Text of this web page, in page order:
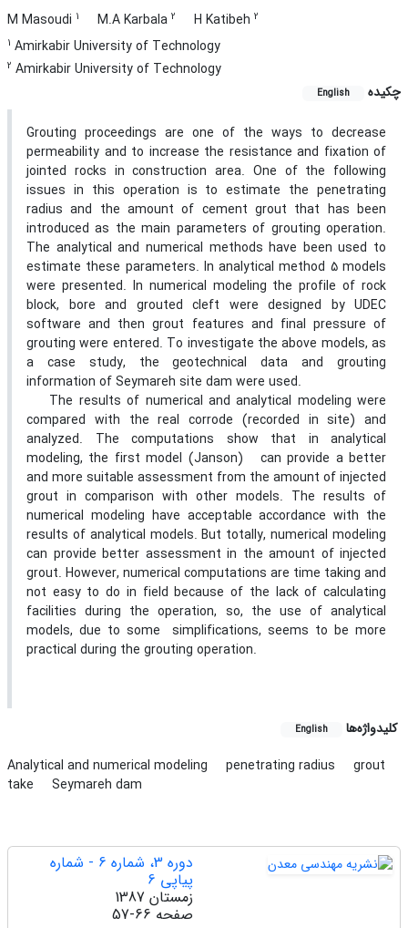
M Masoudi 1 M.A Karbala 2 H Katibeh 2
1 Amirkabir University of Technology
2 Amirkabir University of Technology
چکیده
English
Grouting proceedings are one of the ways to decrease
permeability and to increase the resistance and fixation of
jointed rocks in construction area. One of the following
issues in this operation is to estimate the penetrating
radius and the amount of cement grout that has been
introduced as the main parameters of grouting operation.
The analytical and numerical methods have been used to
estimate these parameters. In analytical method 5 models
were presented. In numerical modeling the profile of rock
block, bore and grouted cleft were designed by UDEC
software and then grout features and final pressure of
grouting were entered. To investigate the above models, as
a case study, the geotechnical data and grouting
information of Seymareh site dam were used.
The results of numerical and analytical modeling were
compared with the real corrode (recorded in site) and
analyzed. The computations show that in analytical
modeling, the first model (Janson) can provide a better
and more suitable assessment from the amount of injected
grout in comparison with other models. The results of
numerical modeling have acceptable accordance with the
results of analytical models. But totally, numerical modeling
can provide better assessment in the amount of injected
grout. However, numerical computations are time taking and
not easy to do in field because of the lack of calculating
facilities during the operation, so, the use of analytical
models, due to some simplifications, seems to be more
practical during the grouting operation.
کلیدواژه‌ها English
Analytical and numerical modeling penetrating radius
grout
take
Seymareh dam
دوره 3، شماره 6 - شماره
پیاپی 6
زمستان 1387
صفحه 57-66